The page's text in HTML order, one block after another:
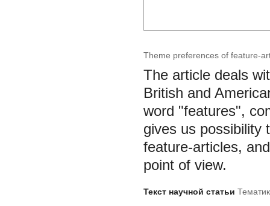
Theme preferences of feature-
The article deals
British and
word "features",
gives us possibility
feature-articles,
point of view.
Текст научной статьи